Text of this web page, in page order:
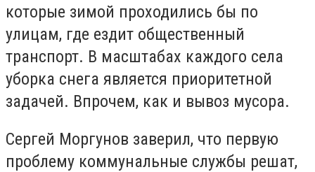
которые зимой проходились бы по
улицам, где ездит общественный
транспорт. В масштабах каждого села
уборка снега является приоритетной
задачей. Впрочем, как и вывоз мусора.
Сергей Моргунов заверил, что первую
проблему коммунальные службы решат,